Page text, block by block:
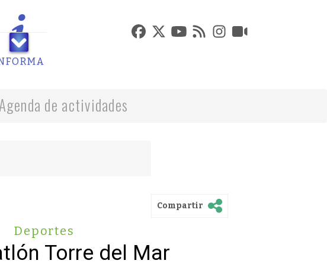
Agenda de actividades
Compartir
Deportes
Torre del Mar